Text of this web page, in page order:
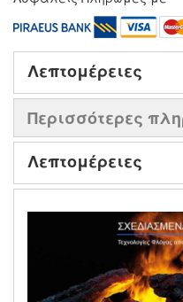
Λεπτομέρειες
Περισσότερες
Λεπτομέρειες